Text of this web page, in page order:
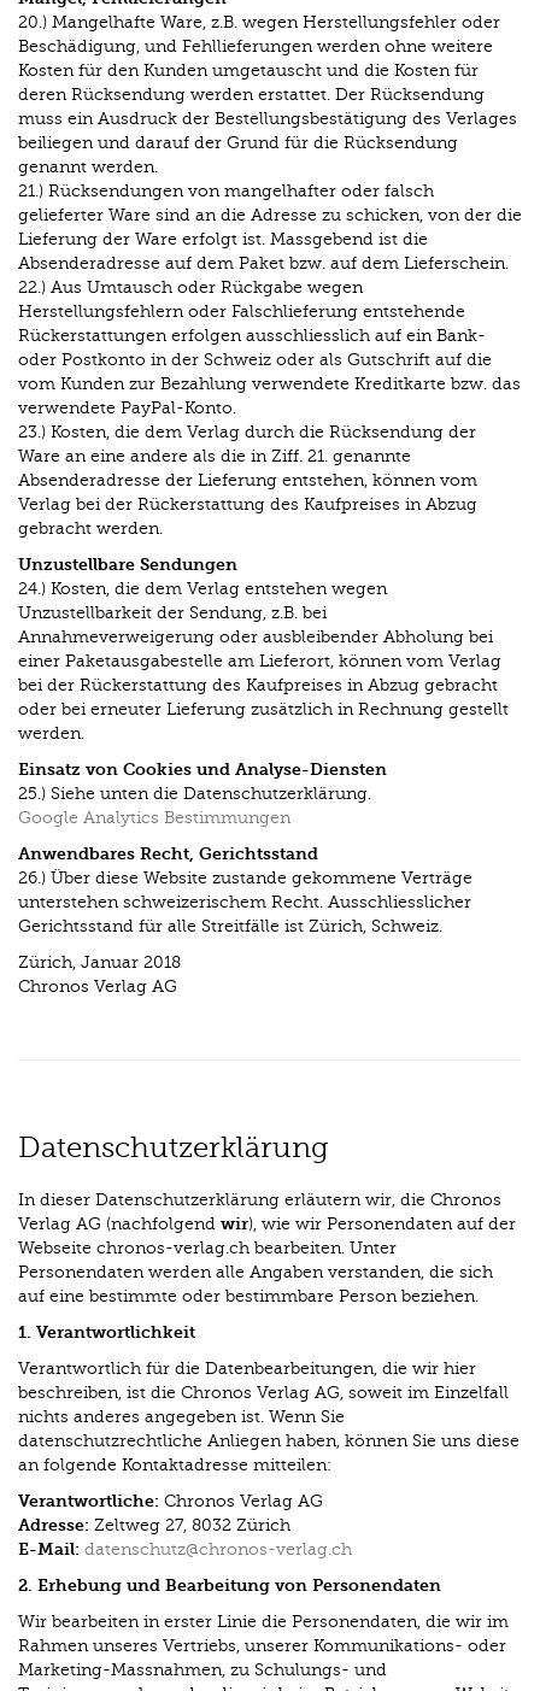
20.) Mangelhafte Ware, z.B. wegen Herstellungsfehler oder
Beschädigung, und Fehllieferungen werden ohne weitere
Kosten für den Kunden umgetauscht und die Kosten für
deren Rücksendung werden erstattet. Der Rücksendung
muss ein Ausdruck der Bestellungsbestätigung des Verlages
beiliegen und darauf der Grund für die Rücksendung
genannt werden.
21.) Rücksendungen von mangelhafter oder falsch
gelieferter Ware sind an die Adresse zu schicken, von der die
Lieferung der Ware erfolgt ist. Massgebend ist die
Absenderadresse auf dem Paket bzw. auf dem Lieferschein.
22.) Aus Umtausch oder Rückgabe wegen
Herstellungsfehlern oder Falschlieferung entstehende
Rückerstattungen erfolgen ausschliesslich auf ein Bank-
oder Postkonto in der Schweiz oder als Gutschrift auf die
vom Kunden zur Bezahlung verwendete Kreditkarte bzw. das
verwendete PayPal-Konto.
23.) Kosten, die dem Verlag durch die Rücksendung der
Ware an eine andere als die in Ziff. 21. genannte
Absenderadresse der Lieferung entstehen, können vom
Verlag bei der Rückerstattung des Kaufpreises in Abzug
gebracht werden.
Unzustellbare Sendungen
24.) Kosten, die dem Verlag entstehen wegen
Unzustellbarkeit der Sendung, z.B. bei
Annahmeverweigerung oder ausbleibender Abholung bei
einer Paketausgabestelle am Lieferort, können vom Verlag
bei der Rückerstattung des Kaufpreises in Abzug gebracht
oder bei erneuter Lieferung zusätzlich in Rechnung gestellt
werden.
Einsatz von Cookies und Analyse-Diensten
25.) Siehe unten die Datenschutzerklärung.
Google Analytics Bestimmungen
Anwendbares Recht, Gerichtsstand
26.) Über diese Website zustande gekommene Verträge
unterstehen schweizerischem Recht. Ausschliesslicher
Gerichtsstand für alle Streitfälle ist Zürich, Schweiz.
Zürich, Januar 2018
Chronos Verlag AG
Datenschutzerklärung
In dieser Datenschutzerklärung erläutern wir, die Chronos
Verlag AG (nachfolgend wir), wie wir Personendaten auf der
Webseite chronos-verlag.ch bearbeiten. Unter
Personendaten werden alle Angaben verstanden, die sich
auf eine bestimmte oder bestimmbare Person beziehen.
1. Verantwortlichkeit
Verantwortlich für die Datenbearbeitungen, die wir hier
beschreiben, ist die Chronos Verlag AG, soweit im Einzelfall
nichts anderes angegeben ist. Wenn Sie
datenschutzrechtliche Anliegen haben, können Sie uns diese
an folgende Kontaktadresse mitteilen:
Verantwortliche: Chronos Verlag AG
Adresse: Zeltweg 27, 8032 Zürich
E-Mail: datenschutz@chronos-verlag.ch
2. Erhebung und Bearbeitung von Personendaten
Wir bearbeiten in erster Linie die Personendaten, die wir im
Rahmen unseres Vertriebs, unserer Kommunikations- oder
Marketing-Massnahmen, zu Schulungs- und